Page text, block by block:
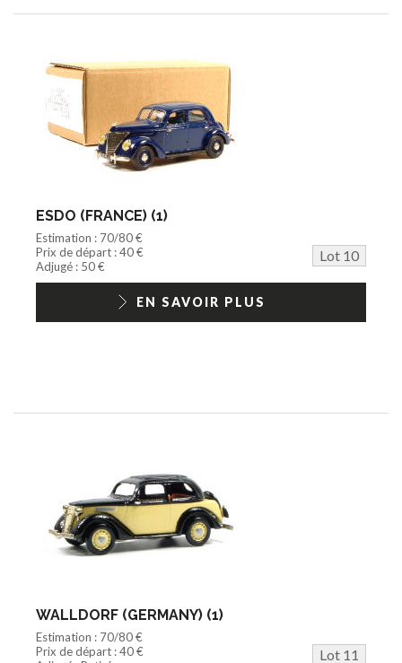
ESDO (FRANCE) (1)
Estimation : 70/80 €
Prix de départ : 40 €
Lot 10
Adjugé : 50 €
EN SAVOIR PLUS
WALLDORF (GERMANY) (1)
Estimation : 70/80 €
Prix de départ : 40 €
Lot 11